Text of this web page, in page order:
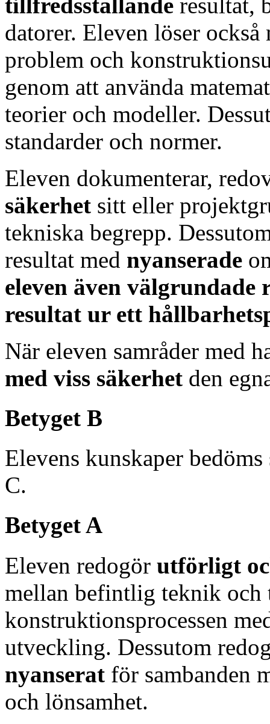
datorer. Eleven löser
problem och
genom att använda
teorier och modeller.
standarder och normer.
Eleven dokumenterar,
säkerhet sitt eller
tekniska begrepp.
resultat med nyanserade
eleven även
resultat ur ett
När eleven samråder med
med viss säkerhet den
Betyget B
Elevens kunskaper
C.
Betyget A
Eleven redogör utförligt
mellan befintlig teknik
konstruktionsprocessen
utveckling. Dessutom
nyanserat för sambanden
och lönsamhet.